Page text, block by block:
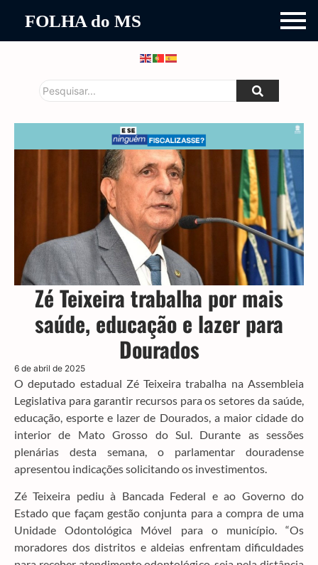
FOLHA do MS
Zé Teixeira trabalha por mais
saúde, educação e lazer para
Dourados
6 de abril de 2025
O deputado estadual Zé Teixeira trabalha na Assembleia
Legislativa para garantir recursos para os setores da saúde,
educação, esporte e lazer de Dourados, a maior cidade do
interior de Mato Grosso do Sul. Durante as sessões
plenárias desta semana, o parlamentar douradense
apresentou indicações solicitando os investimentos.
Zé Teixeira pediu à Bancada Federal e ao Governo do
Estado que façam gestão conjunta para a compra de uma
Unidade Odontológica Móvel para o município. “Os
moradores dos distritos e aldeias enfrentam dificuldades